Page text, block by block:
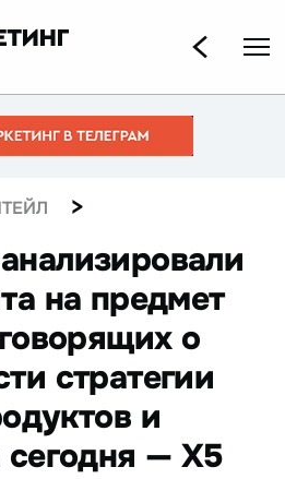
>
на предмет
о
стратегии
и
— Х5